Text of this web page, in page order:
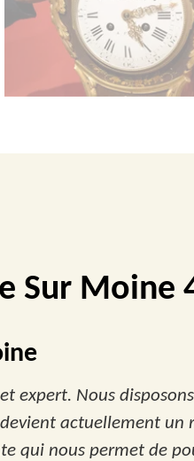
Sur Moine
expert. Nous
actuellement un
qui nous permet de